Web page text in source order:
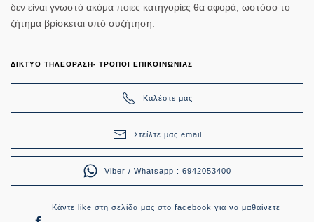
δεν είναι γνωστό ακόμα ποιες κατηγορίες θα αφορά, ωστόσο το
ζήτημα βρίσκεται υπό συζήτηση.
ΔΙΚΤΥΟ ΤΗΛΕΟΡΑΣΗ- ΤΡΟΠΟΙ ΕΠΙΚΟΙΝΩΝΙΑΣ
Καλέστε μας
Στείλτε μας email
Viber / Whatsapp : 6942053400
Κάντε like στη σελίδα μας στο facebook για να μαθαίνετε